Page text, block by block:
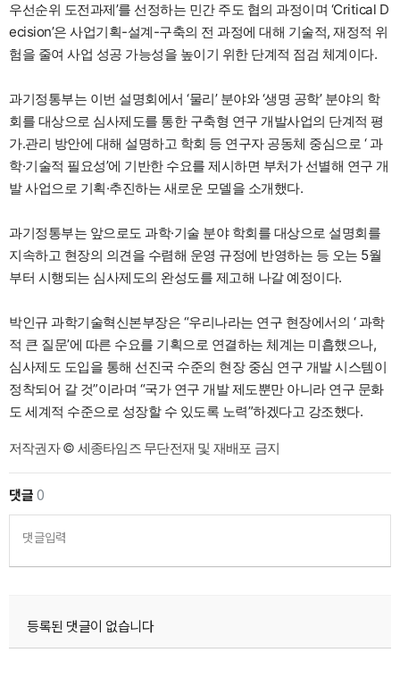
우선순위 도전과제’를 선정하는 민간 주도 협의 과정이며 ‘Critical D
ecision’은 사업기획-설계-구축의 전 과정에 대해 기술적, 재정적 위
험을 줄여 사업 성공 가능성을 높이기 위한 단계적 점검 체계이다.
과기정통부는 이번 설명회에서 ‘물리’ 분야와 ‘생명 공학’ 분야의 학
회를 대상으로 심사제도를 통한 구축형 연구 개발사업의 단계적 평
가․관리 방안에 대해 설명하고 학회 등 연구자 공동체 중심으로 ‘ 과
학·기술적 필요성’에 기반한 수요를 제시하면 부처가 선별해 연구 개
발 사업으로 기획·추진하는 새로운 모델을 소개했다.
과기정통부는 앞으로도 과학·기술 분야 학회를 대상으로 설명회를
지속하고 현장의 의견을 수렴해 운영 규정에 반영하는 등 오는 5월
부터 시행되는 심사제도의 완성도를 제고해 나갈 예정이다.
박인규 과학기술혁신본부장은 “우리나라는 연구 현장에서의 ‘ 과학
적 큰 질문’에 따른 수요를 기획으로 연결하는 체계는 미흡했으나,
심사제도 도입을 통해 선진국 수준의 현장 중심 연구 개발 시스템이
정착되어 갈 것”이라며 “국가 연구 개발 제도뿐만 아니라 연구 문화
도 세계적 수준으로 성장할 수 있도록 노력”하겠다고 강조했다.
저작권자 © 세종타임즈 무단전재 및 재배포 금지
댓글0
댓글입력
등록된 댓글이 없습니다